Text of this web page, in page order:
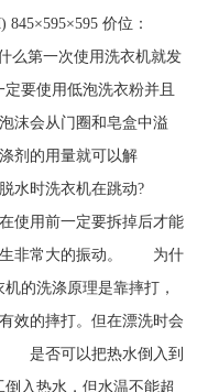
价位：
一次使用洗衣机就发
要使用低泡洗衣粉并且
沫会从门圈和皂盒中溢
剂的用量就可以解
水时洗衣机在跳动?
使用前一定要拆掉后才能
生非常大的振动。 为什
的洗涤原理是靠摔打，
效的摔打。但在漂洗时会
是否可以把热水倒入到
入热水，但水温不能超